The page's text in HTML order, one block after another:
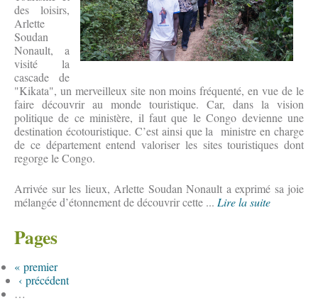
des loisirs,
Arlette
Soudan
Nonault, a
visité la
cascade de
"Kikata", un merveilleux site non moins fréquenté, en vue de le
faire découvrir au monde touristique. Car, dans la vision
politique de ce ministère, il faut que le Congo devienne une
destination écotouristique. C’est ainsi que la ministre en charge
de ce département entend valoriser les sites touristiques dont
regorge le Congo.
Arrivée sur les lieux, Arlette Soudan Nonault a exprimé sa joie
mélangée d’étonnement de découvrir cette ... Lire la suite
Pages
« premier
‹ précédent
…